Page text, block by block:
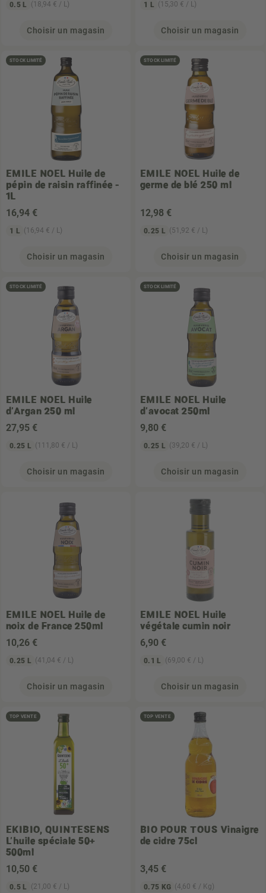
0.5 L (18,94 € / L)
Choisir un magasin
1 L (15,30 € / L)
Choisir un magasin
STOCK LIMITÉ
EMILE NOEL Huile de
pépin de raisin raffinée -
1L
16,94 €
1 L (16,94 € / L)
Choisir un magasin
STOCK LIMITÉ
EMILE NOEL Huile de
germe de blé 250 ml
12,98 €
0.25 L (51,92 € / L)
Choisir un magasin
STOCK LIMITÉ
EMILE NOEL Huile
d'Argan 250 ml
27,95 €
0.25 L (111,80 € / L)
Choisir un magasin
STOCK LIMITÉ
EMILE NOEL Huile
d'avocat 250ml
9,80 €
0.25 L (39,20 € / L)
Choisir un magasin
EMILE NOEL Huile de
noix de France 250ml
10,26 €
0.25 L (41,04 € / L)
Choisir un magasin
EMILE NOEL Huile
végétale cumin noir
6,90 €
0.1 L (69,00 € / L)
Choisir un magasin
TOP VENTE
EKIBIO, QUINTESENS
L'huile spéciale 50+
500ml
10,50 €
0.5 L (21,00 € / L)
TOP VENTE
BIO POUR TOUS Vinaigre
de cidre 75cl
3,45 €
0.75 KG (4,60 € / Kg)